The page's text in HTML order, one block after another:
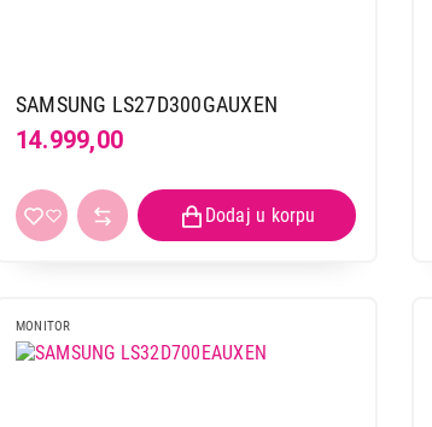
SAMSUNG LS27D300GAUXEN
14.999,00
MONITOR